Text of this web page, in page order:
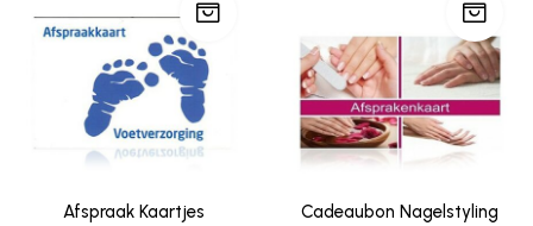
Afspraak Kaartjes Cadeaubon Nagelstyling